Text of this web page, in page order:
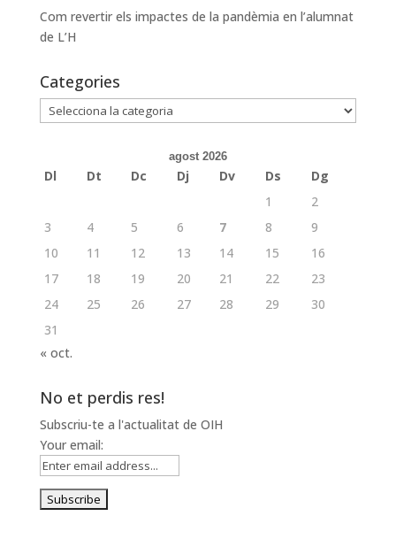
Com revertir els impactes de la pandèmia en l’alumnat
de L’H
Categories
Categories
agost 2026
Dl Dt Dc Dj Dv Ds
Dg
1
2
3
4 5 6 7 8
9
10
11 12 13 14 15
16
17
18 19 20 21 22
23
24
25 26 27 28 29
30
31
« oct.
No et perdis res!
Subscriu-te a l'actualitat de OIH
Your email: